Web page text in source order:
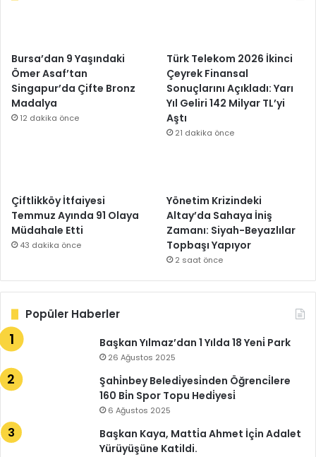
Bursa’dan 9 Yaşındaki
Ömer Asaf’tan
Singapur’da Çifte Bronz
Madalya
12 dakika önce
Türk Telekom 2026 İkinci
Çeyrek Finansal
Sonuçlarını Açıkladı: Yarı
Yıl Geliri 142 Milyar TL’yi
Aştı
21 dakika önce
Çiftlikköy İtfaiyesi
Temmuz Ayında 91 Olaya
Müdahale Etti
43 dakika önce
Yönetim Krizindeki
Altay’da Sahaya İniş
Zamanı: Siyah-Beyazlılar
Topbaşı Yapıyor
2 saat önce
Popüler Haberler
Başkan Yılmaz’dan 1 Yılda 18 Yeni̇ Park
26 Ağustos 2025
Şahi̇nbey Beledi̇yesi̇nden Öğrenci̇lere
160 Bi̇n Spor Topu Hedi̇yesi̇
6 Ağustos 2025
Başkan Kaya, Matti̇a Ahmet İçi̇n Adalet
Yürüyüşüne Katildi.